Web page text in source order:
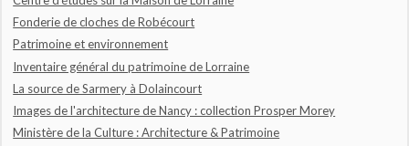
Fonderie de cloches de Robécourt
Patrimoine et environnement
Inventaire général du patrimoine de Lorraine
La source de Sarmery à Dolaincourt
Images de l'architecture de Nancy : collection Prosper Morey
Ministère de la Culture : Architecture & Patrimoine